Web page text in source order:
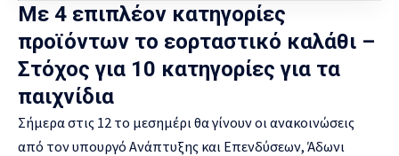
Με 4 επιπλέον κατηγορίες
προϊόντων το εορταστικό καλάθι –
Στόχος για 10 κατηγορίες για τα
παιχνίδια
Σήμερα στις 12 το μεσημέρι θα γίνουν οι ανακοινώσεις
από τον υπουργό Ανάπτυξης και Επενδύσεων, Άδωνι